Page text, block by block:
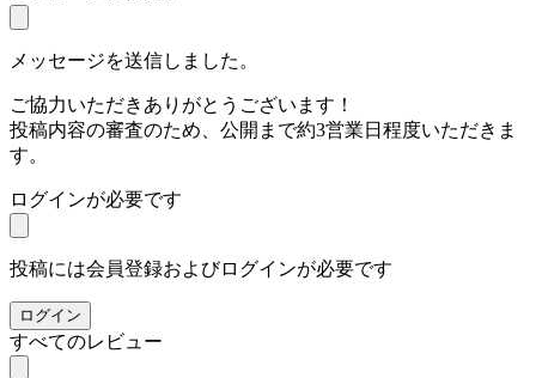
メッセージを送信しました。
ご協力いただきありがとうございます！
投稿内容の審査のため、公開まで約3営業日程度いただきま
す。
ログインが必要です
投稿には会員登録およびログインが必要です
ログイン
すべてのレビュー